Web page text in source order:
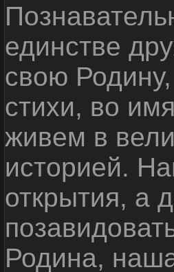
единстве
свою
стихи, во
живем в
историей.
открытия, а
Родина,